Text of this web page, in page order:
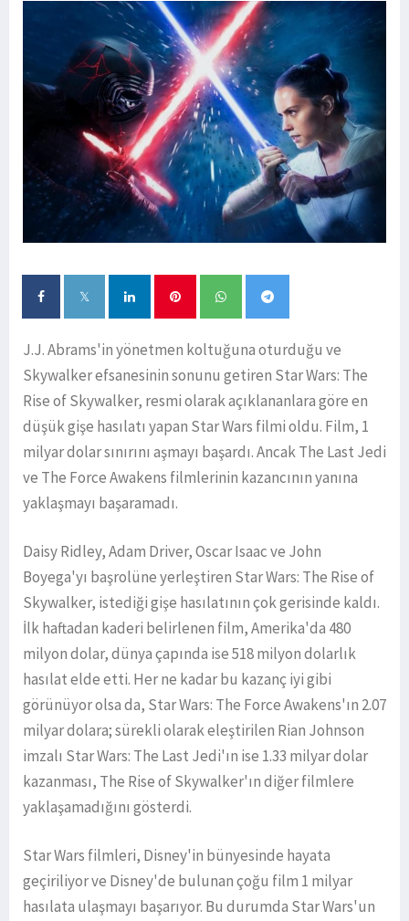
J.J. Abrams'in yönetmen koltuğuna oturduğu ve
Skywalker efsanesinin sonunu getiren Star Wars: The
Rise of Skywalker, resmi olarak açıklananlara göre en
düşük gişe hasılatı yapan Star Wars filmi oldu. Film, 1
milyar dolar sınırını aşmayı başardı. Ancak The Last Jedi
ve The Force Awakens filmlerinin kazancının yanına
yaklaşmayı başaramadı.
Daisy Ridley, Adam Driver, Oscar Isaac ve John
Boyega'yı başrolüne yerleştiren Star Wars: The Rise of
Skywalker, istediği gişe hasılatının çok gerisinde kaldı.
İlk haftadan kaderi belirlenen film, Amerika'da 480
milyon dolar, dünya çapında ise 518 milyon dolarlık
hasılat elde etti. Her ne kadar bu kazanç iyi gibi
görünüyor olsa da, Star Wars: The Force Awakens'ın 2.07
milyar dolara; sürekli olarak eleştirilen Rian Johnson
imzalı Star Wars: The Last Jedi'ın ise 1.33 milyar dolar
kazanması, The Rise of Skywalker'ın diğer filmlere
yaklaşamadığını gösterdi.
Star Wars filmleri, Disney'in bünyesinde hayata
geçiriliyor ve Disney'de bulunan çoğu film 1 milyar
hasılata ulaşmayı başarıyor. Bu durumda Star Wars'un